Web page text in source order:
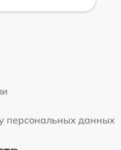
персональных данных